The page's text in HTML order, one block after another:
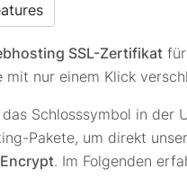
SSL-Zertifikat
nur einem Klick
Schlosssymbol in der
Pakete, um direkt unser
Encrypt. Im Folgenden